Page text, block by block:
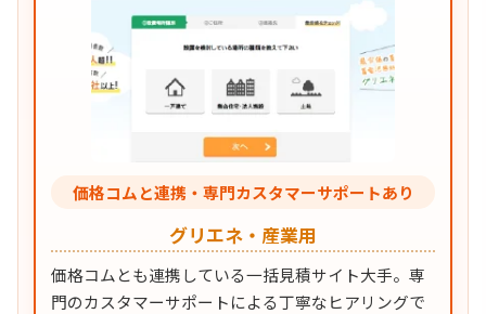
価格コムと連携・専門カスタマーサポートあり
グリエネ・産業用
価格コムとも連携している一括見積サイト大手。専
門のカスタマーサポートによる丁寧なヒアリングで